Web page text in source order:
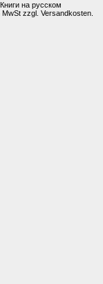
на русском
zzgl. Versandkosten.